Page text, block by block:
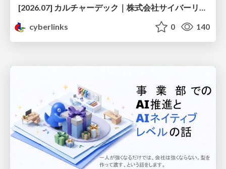
[2026.07] カルチャーデック｜株式会社サイバーリンクス
cyberlinks
0 140